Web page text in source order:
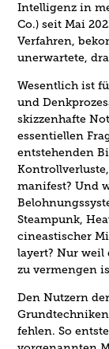
Intelligenz in
Co.) seit Mai
Verfahren,
unerwartete,
Wesentlich ist
und
skizzenhafte
essentiellen
entstehenden
manifest? Und
Steampunk,
cineastischer
layert? Nur weil
zu vermengen
Den Nutzern
fehlen. So